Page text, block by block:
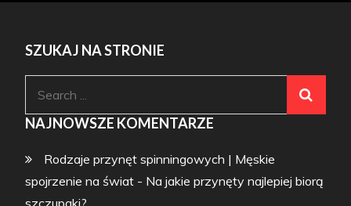
SZUKAJ NA STRONIE
NAJNOWSZE KOMENTARZE
Rodzaje przynęt spinningowych | Męskie
spojrzenie na świat - Na jakie przynęty najlepiej biorą
szczupaki?